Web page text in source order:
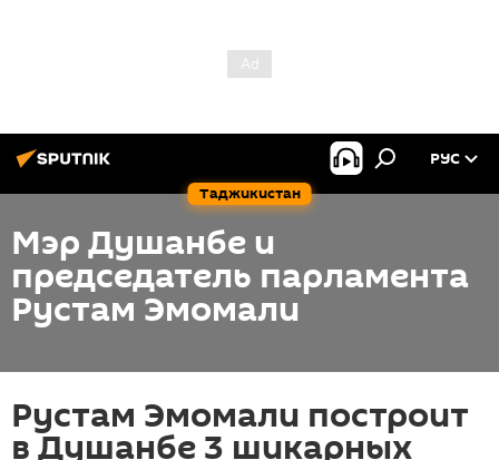
Таджикистан
РУС
Мэр Душанбе и
председатель парламента
Рустам Эмомали
Рустам Эмомали построит
в Душанбе 3 шикарных